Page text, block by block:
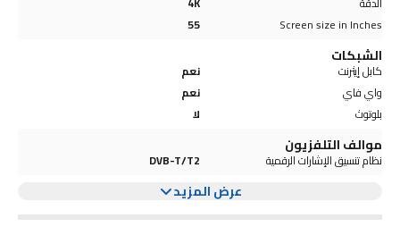
Screen size in Inches
55
الشبكات
كابل إيثرنت
نعم
واي فاي
نعم
بلوتوث
لا
موالف التلفزيون
نظام تنسيق الإشارات الرقمية DVB-T/T2
عرض المزيد